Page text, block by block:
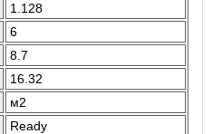
1.128
6
8.7
16.32
м2
Ready